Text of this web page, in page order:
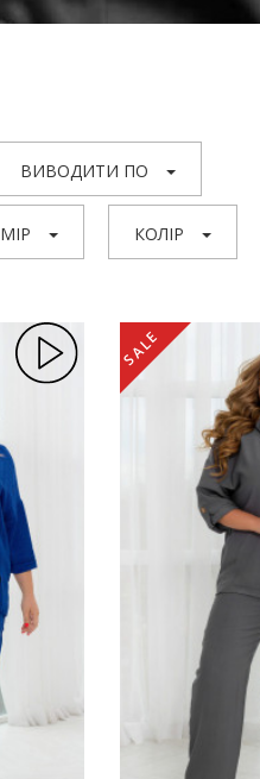
ВИВОДИТИ ПО
КОЛІР
SALE